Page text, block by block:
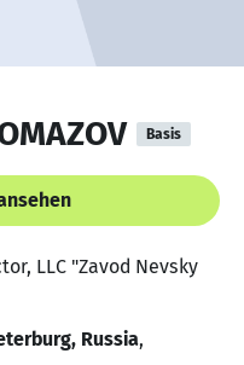
Basis
LLC "Zavod Nevsky
Russia,